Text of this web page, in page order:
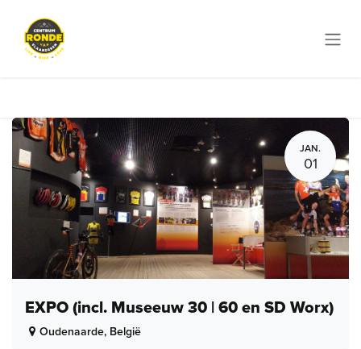
JAN.
01
EXPO (incl. Museeuw 30 | 60 en SD Worx)
Oudenaarde, België